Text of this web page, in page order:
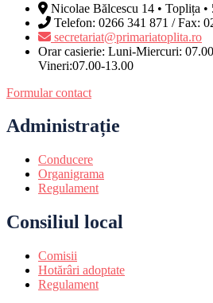
Nicolae Bălcescu 14 • Toplița •
Telefon: 0266 341 871 / Fax:
secretariat@primariatoplita.ro
Orar casierie: Luni-Miercuri:
Vineri:07.00-13.00
Formular contact
Administrație
Conducere
Organigrama
Regulament
Consiliul local
Comisii
Hotărâri adoptate
Regulament